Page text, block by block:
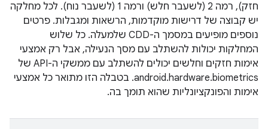
חזק), רמה 2 (לשעבר חלש) ורמה 1 (לשעבר נוח). לכל מחלקה
יש קבוצה של דרישות מוקדמות, הרשאות ומגבלות. פרטים
נוספים מופיעים במסמך ה-CDD שלמעלה. כל שלוש
המחלקות יכולות להשתלב עם מסך הנעילה, אבל רק אמצעי
אימות חזקים וחלשים יכולים להשתלב עם ממשקי ה-API של
android.hardware.biometrics. בטבלה הזו מתואר כל אמצעי
אימות והפונקציונליות שהוא תומך בה.